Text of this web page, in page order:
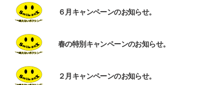
６月キャンペーンのお知らせ。
春の特別キャンペーンのお知らせ。
２月キャンペーンのお知らせ。